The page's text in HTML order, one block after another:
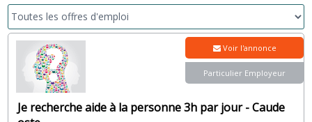
Je recherche aide à la personne 3h par jour - Caude
Voir l'annonce
Particulier Employeur